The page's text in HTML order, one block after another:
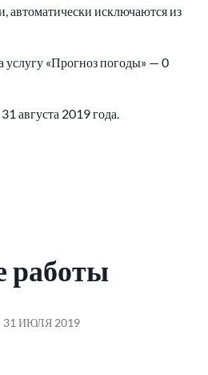
автоматически исключаются из
услугу «Прогноз погоды» — 0
августа 2019 года.
работы
31 ИЮЛЯ 2019